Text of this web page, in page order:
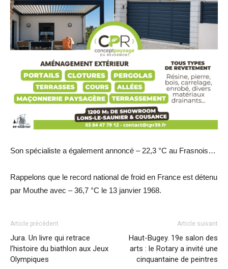
Son spécialiste a également annoncé – 22,3 °C au Frasnois…
Rappelons que le record national de froid en France est détenu
par Mouthe avec – 36,7 °C le 13 janvier 1968.
Article précédent
Jura. Un livre qui retrace
l’histoire du biathlon aux Jeux
Olympiques
Article suivant
Haut-Bugey. 19e salon des
arts : le Rotary a invité une
cinquantaine de peintres